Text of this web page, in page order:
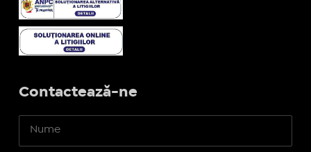
Contactează-ne